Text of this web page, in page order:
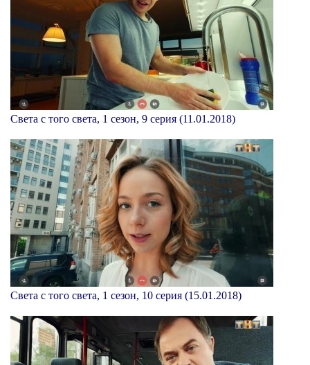
Света с того света, 1 сезон, 9 серия (11.01.2018)
Света с того света, 1 сезон, 10 серия (15.01.2018)